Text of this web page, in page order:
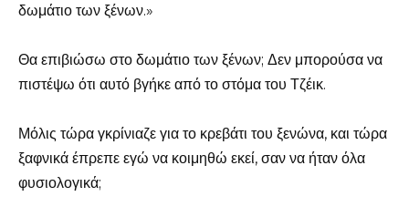
δωμάτιο των ξένων.»
Θα επιβιώσω στο δωμάτιο των ξένων; Δεν μπορούσα να
πιστέψω ότι αυτό βγήκε από το στόμα του Τζέικ.
Μόλις τώρα γκρίνιαζε για το κρεβάτι του ξενώνα, και τώρα
ξαφνικά έπρεπε εγώ να κοιμηθώ εκεί, σαν να ήταν όλα
φυσιολογικά;